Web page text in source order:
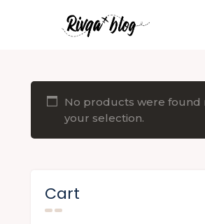
Inicio
Blog
Recursos
Acerca de
No products were found
your selection.
Cart